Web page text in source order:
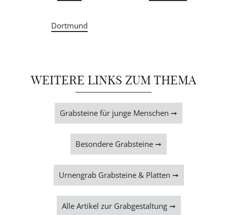
Dortmund
WEITERE LINKS ZUM THEMA
Grabsteine für junge Menschen ➞
Besondere Grabsteine ➞
Urnengrab Grabsteine & Platten ➞
Alle Artikel zur Grabgestaltung ➞